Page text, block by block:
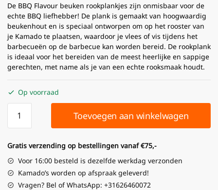
De BBQ Flavour beuken rookplankjes zijn onmisbaar voor de
echte BBQ liefhebber! De plank is gemaakt van hoogwaardig
beukenhout en is speciaal ontworpen om op het rooster van
je Kamado te plaatsen, waardoor je vlees of vis tijdens het
barbecueën op de barbecue kan worden bereid. De rookplank
is ideaal voor het bereiden van de meest heerlijke en sappige
gerechten, met name als je van een echte rooksmaak houdt.
Op voorraad
Toevoegen aan winkelwagen
Gratis verzending op bestellingen vanaf €75,-
Voor 16:00 besteld is dezelfde werkdag verzonden
Kamado’s worden op afspraak geleverd!
Vragen? Bel of WhatsApp: +31626460072